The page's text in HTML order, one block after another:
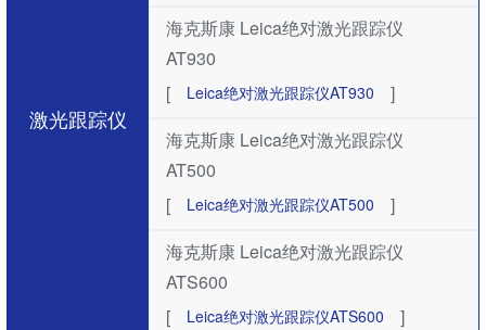
激光跟踪仪
海克斯康 Leica绝对激光跟踪仪
AT930
[
Leica绝对激光跟踪仪AT930
]
海克斯康 Leica绝对激光跟踪仪
AT500
[
Leica绝对激光跟踪仪AT500
]
海克斯康 Leica绝对激光跟踪仪
ATS600
[
Leica绝对激光跟踪仪ATS600 ]